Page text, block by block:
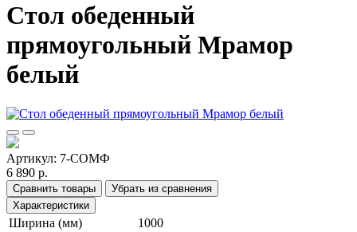
Стол обеденный
прямоугольный Мрамор
белый
Артикул: 7-СОМФ
6 890 р.
Сравнить товары
Убрать из сравнения
Характеристики
Ширина (мм)
1000